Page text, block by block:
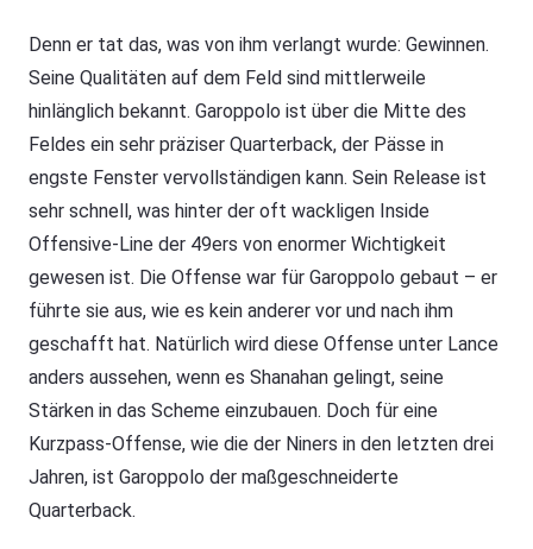
Denn er tat das, was von ihm verlangt wurde: Gewinnen.
Seine Qualitäten auf dem Feld sind mittlerweile
hinlänglich bekannt. Garoppolo ist über die Mitte des
Feldes ein sehr präziser Quarterback, der Pässe in
engste Fenster vervollständigen kann. Sein Release ist
sehr schnell, was hinter der oft wackligen Inside
Offensive-Line der 49ers von enormer Wichtigkeit
gewesen ist. Die Offense war für Garoppolo gebaut – er
führte sie aus, wie es kein anderer vor und nach ihm
geschafft hat. Natürlich wird diese Offense unter Lance
anders aussehen, wenn es Shanahan gelingt, seine
Stärken in das Scheme einzubauen. Doch für eine
Kurzpass-Offense, wie die der Niners in den letzten drei
Jahren, ist Garoppolo der maßgeschneiderte
Quarterback.